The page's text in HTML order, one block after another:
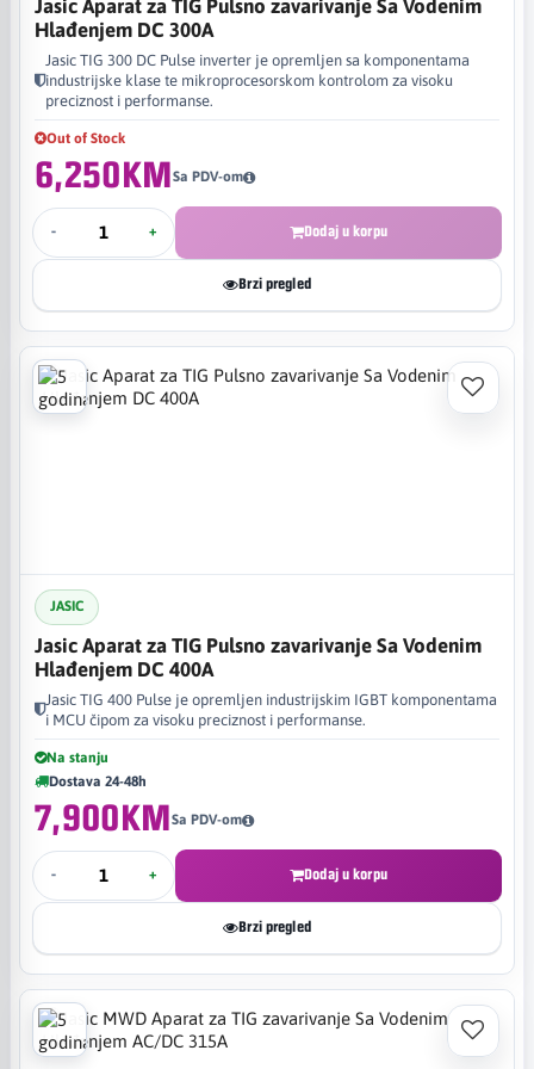
Jasic Aparat za TIG Pulsno zavarivanje Sa Vodenim
Hlađenjem DC 300A
Jasic TIG 300 DC Pulse inverter je opremljen sa komponentama
industrijske klase te mikroprocesorskom kontrolom za visoku
preciznost i performanse.
Out of Stock
6,250KMSa PDV-om
- + Dodaj u korpu
Brzi pregled
JASIC
Jasic Aparat za TIG Pulsno zavarivanje Sa Vodenim
Hlađenjem DC 400A
Jasic TIG 400 Pulse je opremljen industrijskim IGBT komponentama
i MCU čipom za visoku preciznost i performanse.
Na stanju
Dostava 24-48h
7,900KMSa PDV-om
- + Dodaj u korpu
Brzi pregled